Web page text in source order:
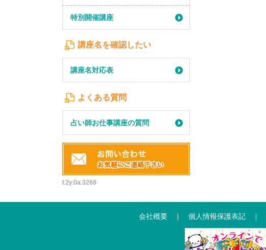
特別開催講座
講座名を確認したい
講座名対応表
よくある質問
占い師お仕事講座の質問
t:2y:0a:3268
会社概要 個人情報保護表記